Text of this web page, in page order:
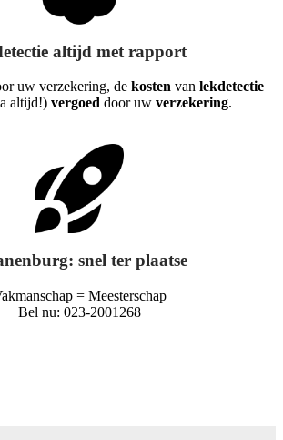
altijd met rapport
uw verzekering, de kosten van lekdetectie
altijd!) vergoed door uw verzekering.
snel ter plaatse
= Meesterschap
Bel nu: 023-2001268